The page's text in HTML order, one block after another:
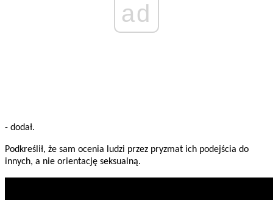
ad
- dodał.
Podkreślił, że sam ocenia ludzi przez pryzmat ich podejścia do
innych, a nie orientację seksualną.